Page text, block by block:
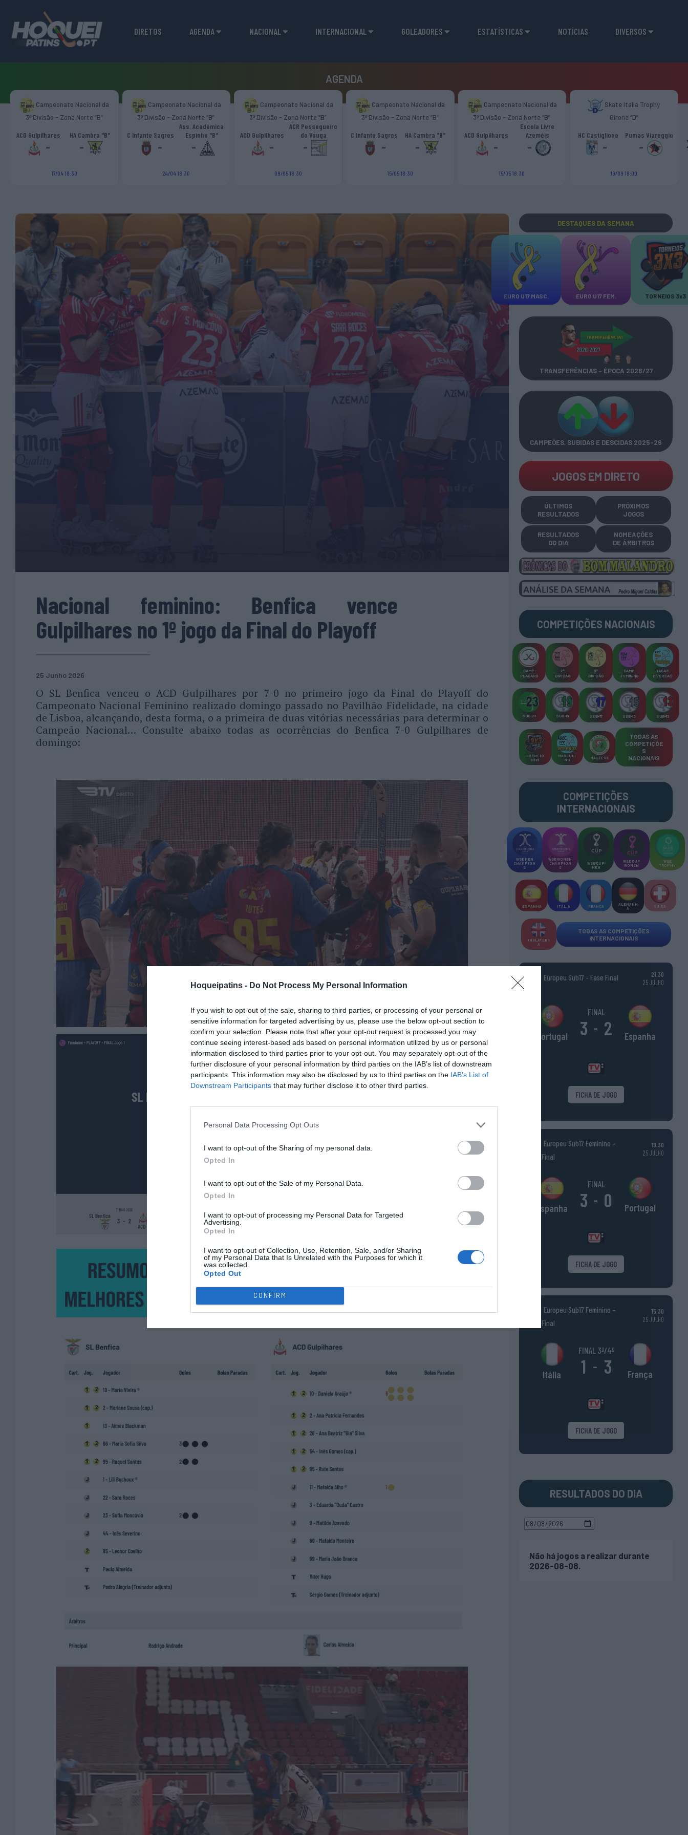
Hoqueipatins - Do Not Process My Personal Information
If you wish to opt-out of the sale, sharing to third parties, or processing of your personal or
sensitive information for targeted advertising by us, please use the below opt-out section to
confirm your selection. Please note that after your opt-out request is processed you may
continue seeing interest-based ads based on personal information utilized by us or personal
information disclosed to third parties prior to your opt-out. You may separately opt-out of the
further disclosure of your personal information by third parties on the IAB’s list of downstream
participants. This information may also be disclosed by us to third parties on the IAB’s List of
Downstream Participants that may further disclose it to other third parties.
Personal Data Processing Opt Outs
I want to opt-out of the Sharing of my personal data.
Opted In
I want to opt-out of the Sale of my Personal Data.
Opted In
I want to opt-out of processing my Personal Data for Targeted
Advertising.
Opted In
I want to opt-out of Collection, Use, Retention, Sale, and/or Sharing
of my Personal Data that Is Unrelated with the Purposes for which it
was collected.
Opted Out
CONFIRM
DIRETOS AGENDA NACIONAL INTERNACIONAL GOLEADORES ESTATÍSTICAS NOTÍCIAS DIVERSOS
AGENDA
Campeonato Nacional da
3ª Divisão - Zona Norte “B”
ACD Gulpilhares
-
HA Cambra "B"
-
17/04 18:30
Campeonato Nacional da
3ª Divisão - Zona Norte “B”
C Infante Sagres
-
Ass. Académica
Espinho "B"
-
24/04 18:30
Campeonato Nacional da
3ª Divisão - Zona Norte “B”
ACD Gulpilhares
-
ACR Pessegueiro
do Vouga
-
09/05 18:30
Campeonato Nacional da
3ª Divisão - Zona Norte “B”
C Infante Sagres
-
HA Cambra "B"
-
15/05 18:30
Campeonato Nacional da
3ª Divisão - Zona Norte “B”
ACD Gulpilhares
-
Escola Livre
Azeméis
-
15/05 18:30
Skate Italia Trophy
Girone “D”
HC Castiglione
-
Pumas Viareggio
-
19/09 18:00
Nacional feminino: Benfica vence
Gulpilhares no 1º jogo da Final do Playoff
25 Junho 2026
O SL Benfica venceu o ACD Gulpilhares por 7-0 no primeiro jogo da Final do Playoff do
Campeonato Nacional Feminino realizado domingo passado no Pavilhão Fidelidade, na cidade
de Lisboa, alcançando, desta forma, o a primeira de duas vitórias necessárias para determinar o
Campeão Nacional… Consulte abaixo todas as ocorrências do Benfica 7-0 Gulpilhares de
domingo:
DESTAQUES DA SEMANA
EURO U17 MASC. EURO U17 FEM. TORNEIOS 3x3
TRANSFERÊNCIAS - ÉPOCA 2026/27
CAMPEÕES, SUBIDAS E DESCIDAS 2025-26
JOGOS EM DIRETO
ÚLTIMOS
RESULTADOS
PRÓXIMOS
JOGOS
RESULTADOS
DO DIA
NOMEAÇÕES
DE ÁRBITROS
COMPETIÇÕES NACIONAIS
CAMP.
PLACARD
2ª
DIVISÃO
3ª
DIVISÃO
CAMP.
FEMININO
TAÇAS
DIVERSAS
SUB-23 SUB-19 SUB-17 SUB-15 SUB-13
TORNEIO
S 3x3
MASCULI
NO
MASTERS
TODAS AS
COMPETIÇÕE
S
NACIONAIS
COMPETIÇÕES
INTERNACIONAIS
WSE MEN
CHAMPION
S
WSE WOMEN
CHAMPION
S
WSE CUP
MEN
WSE CUP
WOMEN
WSE
TROPHY
ESPANHA ITÁLIA FRANÇA
ALEMANH
A
SUÍÇA
INGLATERR
A
TODAS AS COMPETIÇÕES
INTERNACIONAIS
Europeu Sub17 - Fase Final
21:30
25 JULHO
Portugal
FINAL
3 - 2 Espanha
FICHA DE JOGO
Europeu Sub17 Feminino –
Fase Final
19:30
25 JULHO
Espanha
FINAL
3 - 0 Portugal
FICHA DE JOGO
Europeu Sub17 Feminino –
Fase Final
15:30
25 JULHO
Itália
FINAL 3º/4º
1 - 3 França
FICHA DE JOGO
RESULTADOS DO DIA
Não há jogos a realizar durante
2026-08-08.